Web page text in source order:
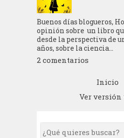
Buenos días blogueros,
opinión sobre un libro
desde la perspectiva de
años, sobre la ciencia...
2 comentarios
Inicio
Ver versión
S